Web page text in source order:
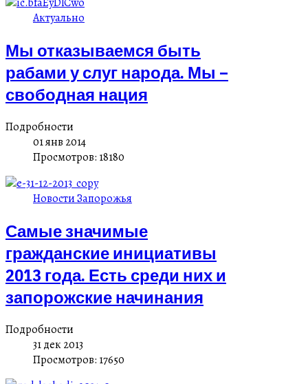
Актуально
Мы отказываемся быть
рабами у слуг народа. Мы –
свободная нация
Подробности
01 янв 2014
Просмотров: 18180
Новости Запорожья
Самые значимые
гражданские инициативы
2013 года. Есть среди них и
запорожские начинания
Подробности
31 дек 2013
Просмотров: 17650